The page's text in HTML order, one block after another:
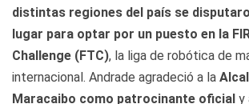
distintas regiones del país se
lugar para optar por un puesto en la
Challenge (FTC), la liga de robótica de
internacional. Andrade agradeció a la
Maracaibo como patrocinante oficial y